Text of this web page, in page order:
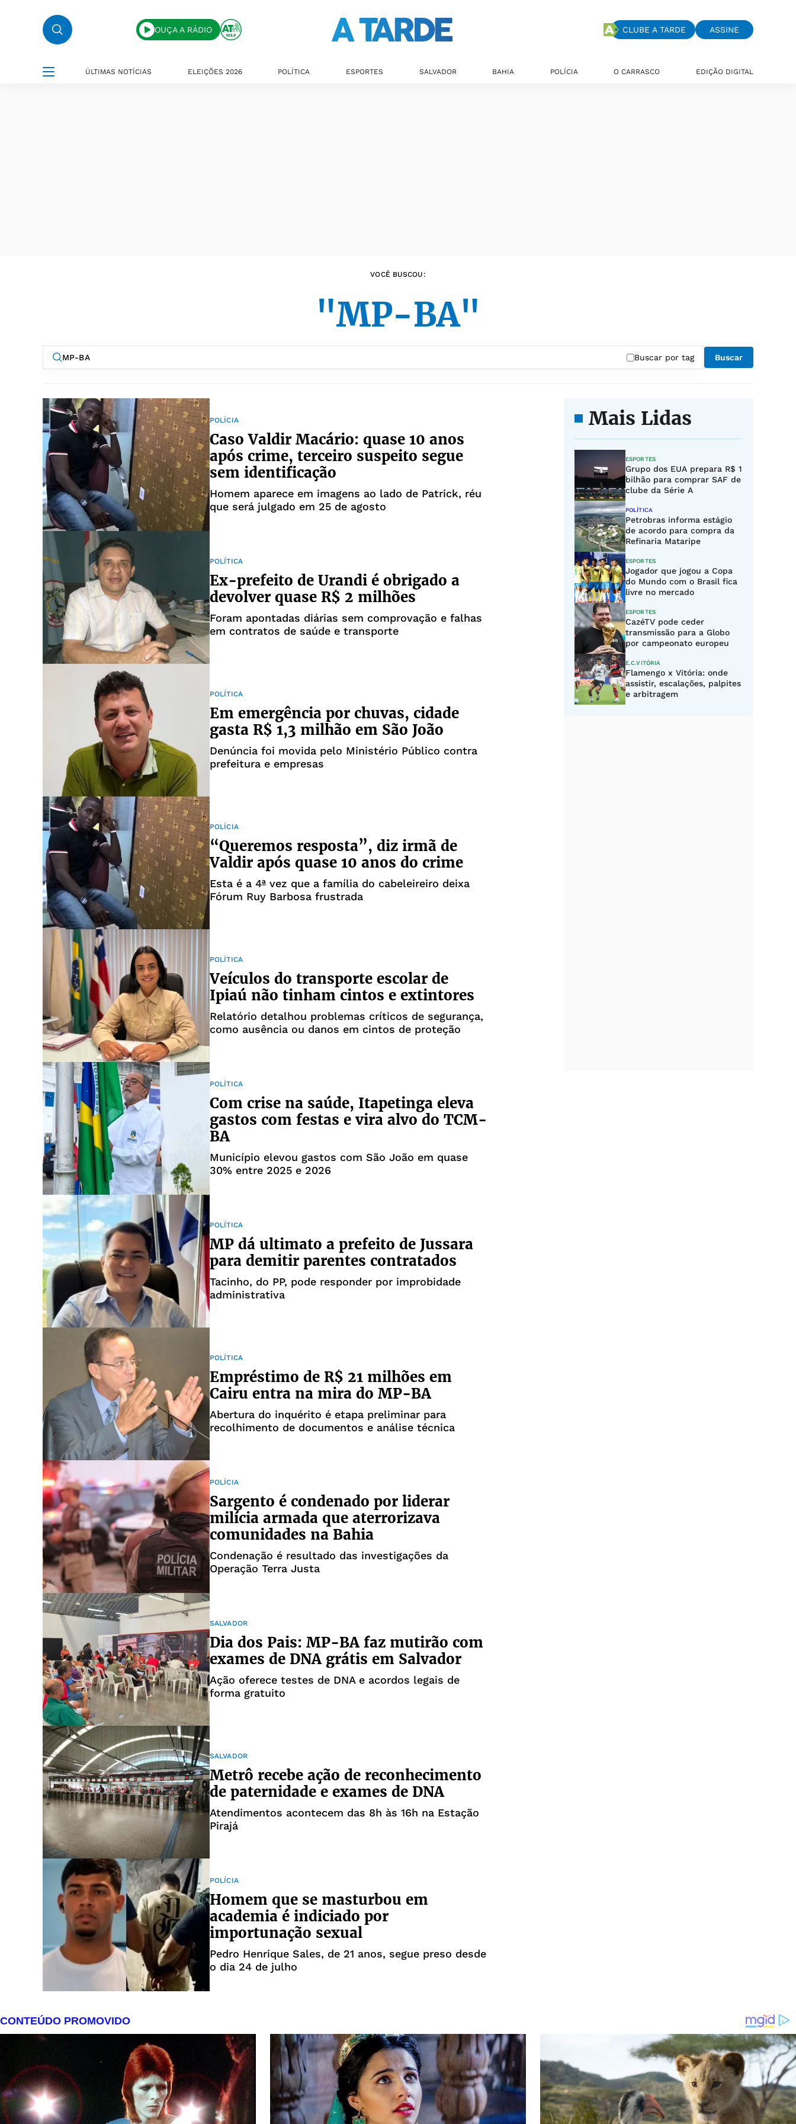
OUÇA A RÁDIO CLUBE A TARDE ASSINE
ÚLTIMAS NOTÍCIAS ELEIÇÕES 2026 POLÍTICA ESPORTES SALVADOR BAHIA POLÍCIA O CARRASCO EDIÇÃO DIGITAL
VOCÊ BUSCOU:
"MP-BA"
Buscar por tag Buscar
POLÍCIA
Caso Valdir Macário: quase 10 anos
após crime, terceiro suspeito segue
sem identificação
Homem aparece em imagens ao lado de Patrick, réu
que será julgado em 25 de agosto
POLÍTICA
Ex-prefeito de Urandi é obrigado a
devolver quase R$ 2 milhões
Foram apontadas diárias sem comprovação e falhas
em contratos de saúde e transporte
POLÍTICA
Em emergência por chuvas, cidade
gasta R$ 1,3 milhão em São João
Denúncia foi movida pelo Ministério Público contra
prefeitura e empresas
POLÍCIA
“Queremos resposta”, diz irmã de
Valdir após quase 10 anos do crime
Esta é a 4ª vez que a família do cabeleireiro deixa
Fórum Ruy Barbosa frustrada
POLÍTICA
Veículos do transporte escolar de
Ipiaú não tinham cintos e extintores
Relatório detalhou problemas críticos de segurança,
como ausência ou danos em cintos de proteção
POLÍTICA
Com crise na saúde, Itapetinga eleva
gastos com festas e vira alvo do TCM-
BA
Município elevou gastos com São João em quase
30% entre 2025 e 2026
POLÍTICA
MP dá ultimato a prefeito de Jussara
para demitir parentes contratados
Tacinho, do PP, pode responder por improbidade
administrativa
POLÍTICA
Empréstimo de R$ 21 milhões em
Cairu entra na mira do MP-BA
Abertura do inquérito é etapa preliminar para
recolhimento de documentos e análise técnica
POLÍCIA
Sargento é condenado por liderar
milícia armada que aterrorizava
comunidades na Bahia
Condenação é resultado das investigações da
Operação Terra Justa
SALVADOR
Dia dos Pais: MP-BA faz mutirão com
exames de DNA grátis em Salvador
Ação oferece testes de DNA e acordos legais de
forma gratuito
SALVADOR
Metrô recebe ação de reconhecimento
de paternidade e exames de DNA
Atendimentos acontecem das 8h às 16h na Estação
Pirajá
POLÍCIA
Homem que se masturbou em
academia é indiciado por
importunação sexual
Pedro Henrique Sales, de 21 anos, segue preso desde
o dia 24 de julho
Mais Lidas
ESPORTES
Grupo dos EUA prepara R$ 1
bilhão para comprar SAF de
clube da Série A
POLÍTICA
Petrobras informa estágio
de acordo para compra da
Refinaria Mataripe
ESPORTES
Jogador que jogou a Copa
do Mundo com o Brasil fica
livre no mercado
ESPORTES
CazéTV pode ceder
transmissão para a Globo
por campeonato europeu
E.C.VITÓRIA
Flamengo x Vitória: onde
assistir, escalações, palpites
e arbitragem